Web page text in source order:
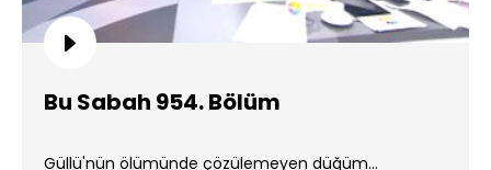
Bu Sabah 954. Bölüm
Güllü'nün ölümünde çözülemeyen düğüm...